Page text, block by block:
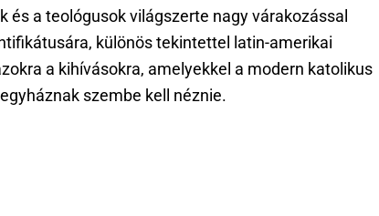
és a teológusok világszerte nagy várakozással
különös tekintettel latin-amerikai
a kihívásokra, amelyekkel a modern katolikus
egyháznak szembe kell néznie.